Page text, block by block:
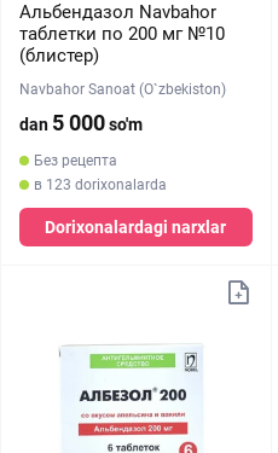
Альбендазол Navbahor
таблетки по 200 мг №10
(блистер)
Navbahor Sanoat (O`zbekiston)
dan 5 000so'm
Без рецепта
в 123 dorixonalarda
Dorixonalardagi narxlar